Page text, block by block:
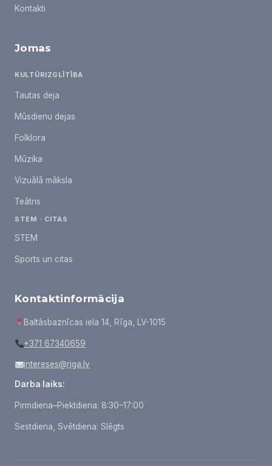
Kontakti
Jomas
KULTŪRIZGLĪTĪBA
Tautas deja
Mūsdienu dejas
Folklora
Mūzika
Vizuālā māksla
Teātris
STEM · CITAS
STEM
Sports un citas
Kontaktinformācija
Baltāsbaznīcas iela 14, Rīga, LV-1015
+371 67340659
intereses@riga.lv
Darba laiks:
Pirmdiena–Piektdiena: 8:30–17:00
Sestdiena, Svētdiena: Slēgts